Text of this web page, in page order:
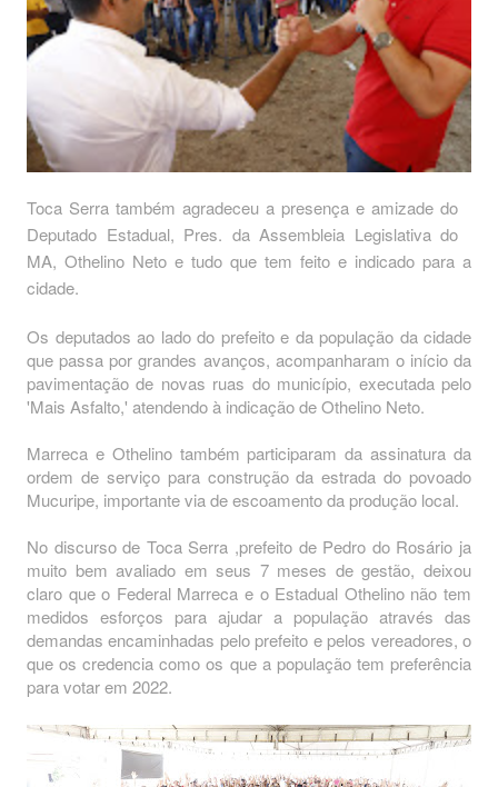
Toca Serra também agradeceu a presença e amizade do
Deputado Estadual, Pres. da Assembleia Legislativa do
MA, Othelino Neto e tudo que tem feito e indicado para a
cidade.
Os deputados ao lado do prefeito e da população da cidade
que passa por grandes avanços, acompanharam o início da
pavimentação de novas ruas do município, executada pelo
'Mais Asfalto,' atendendo à indicação de Othelino Neto.
Marreca e Othelino também participaram da assinatura da
ordem de serviço para construção da estrada do povoado
Mucuripe, importante via de escoamento da produção local.
No discurso de Toca Serra ,prefeito de Pedro do Rosário ja
muito bem avaliado em seus 7 meses de gestão, deixou
claro que o Federal Marreca e o Estadual Othelino não tem
medidos esforços para ajudar a população através das
demandas encaminhadas pelo prefeito e pelos vereadores, o
que os credencia como os que a população tem preferência
para votar em 2022.